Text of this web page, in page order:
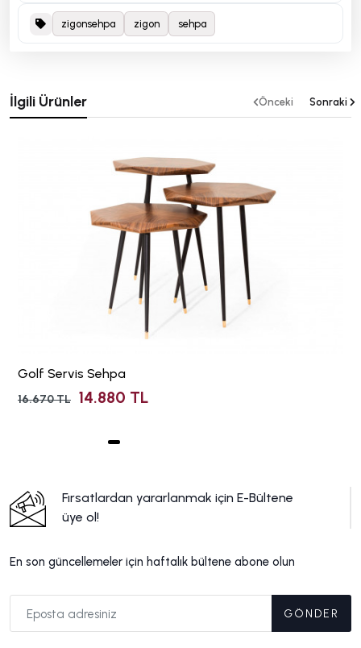
zigonsehpa zigon sehpa
İlgili Ürünler
Golf Servis Sehpa
16.670 TL 14.880 TL
Önceki Sonraki
Fırsatlardan yararlanmak için E-Bültene
üye ol!
En son güncellemeler için haftalık bültene abone olun
GÖNDER